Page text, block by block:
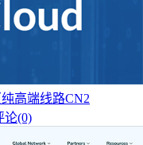
高端线路CN2
论(0)